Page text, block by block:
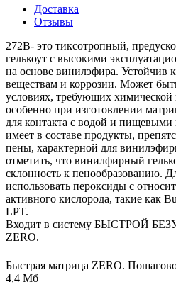
Доставка
Отзывы
272B- это тиксотропный,
гелькоут с высокими
на основе винилэфира. Устойчив
веществам и коррозии. Может
условиях, требующих химической
особенно при изготовлении
для контакта с водой и
имеет в составе продукты,
пены, характерной для
отметить, что винилфирный
склонность к пенообразованию.
использовать пероксиды с
активного кислорода, такие как
LPT.
Входит в систему БЫСТРОЙ
ZERO.
Быстрая матрица ZERO.
4,4 Мб